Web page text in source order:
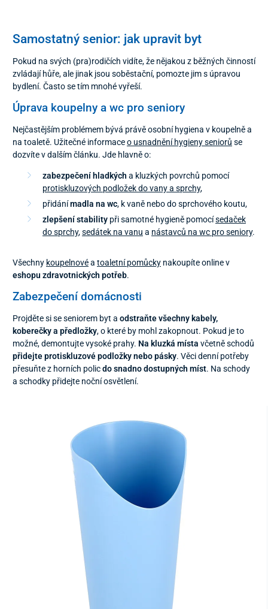
Samostatný senior: jak upravit byt
Pokud na svých (pra)rodičích vidíte, že nějakou z běžných činností
zvládají hůře, ale jinak jsou soběstační, pomozte jim s úpravou
bydlení. Často se tím mnohé vyřeší.
Úprava koupelny a wc pro seniory
Nejčastějším problémem bývá právě osobní hygiena v koupelně a
na toaletě. Užitečné informaceo usnadnění hygieny seniorů se
dozvíte v dalším článku. Jde hlavně o:
zabezpečení hladkých a kluzkých povrchů pomocí
protiskluzových podložek do vany a sprchy,
přidánímadla na wc, k vaně nebo do sprchového koutu,
zlepšení stabilitypři samotné hygieně pomocísedaček
do sprchy,sedátek na vanu a nástavců na wc pro seniory.
Všechny koupelnovéa toaletní pomůcky nakoupíte online v
eshopu zdravotnických potřeb.
Zabezpečení domácnosti
Projděte si se seniorem byt a odstraňte všechny kabely,
koberečky a předložky, o které by mohl zakopnout. Pokud je to
možné, demontujte vysoké prahy. Na kluzká místa včetně schodů
přidejte protiskluzové podložky nebo pásky. Věci denní potřeby
přesuňte z horních policdo snadno dostupných míst. Na schody
a schodky přidejte noční osvětlení.